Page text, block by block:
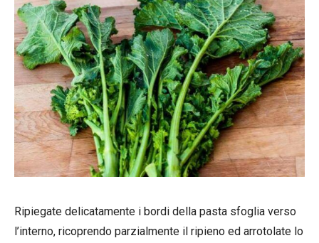
Ripiegate delicatamente i bordi della pasta sfoglia verso
l’interno, ricoprendo parzialmente il ripieno ed arrotolate lo